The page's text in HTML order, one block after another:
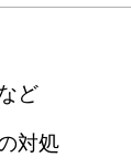
ど
対処